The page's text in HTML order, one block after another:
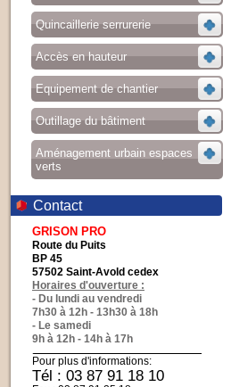
Quincaillerie serrurerie
Accès en hauteur
Equipement de chantier
Outillage du bâtiment
Aménagement urbain espaces
verts
Contact
GRISON PRO
Route du Puits
BP 45
57502 Saint-Avold cedex
Horaires d'ouverture :
- Du lundi au vendredi
7h30 à 12h - 13h30 à 18h
- Le samedi
9h à 12h - 14h à 17h
Pour plus d'informations:
Tél : 03 87 91 18 10